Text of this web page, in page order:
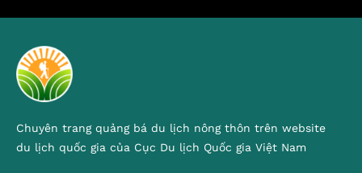
Chuyên trang quảng bá du lịch nông thôn trên website
du lịch quốc gia của Cục Du lịch Quốc gia Việt Nam